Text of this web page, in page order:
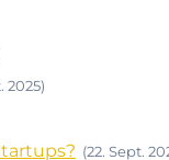
2025)
(22. Sept.